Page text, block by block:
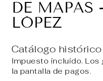
DE MAPAS
LÓPEZ
Catálogo
Impuesto incluido. Los
la pantalla de pagos.